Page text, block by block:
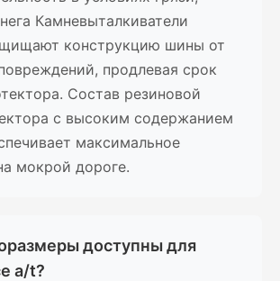
Камневыталкиватели
конструкцию шины от
продлевая срок
Состав резиновой
с высоким содержанием
максимальное
мокрой дороге.
доступны для
a/t?